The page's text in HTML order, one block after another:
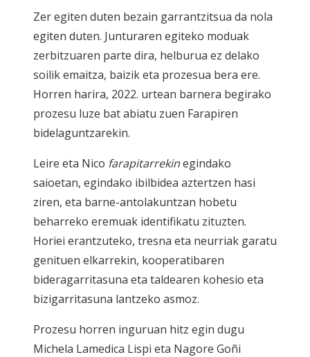
Zer egiten duten bezain garrantzitsua da nola
egiten duten. Junturaren egiteko moduak
zerbitzuaren parte dira, helburua ez delako
soilik emaitza, baizik eta prozesua bera ere.
Horren harira, 2022. urtean barnera begirako
prozesu luze bat abiatu zuen Farapiren
bidelaguntzarekin.
Leire eta Nico farapitarrekinegindako
saioetan, egindako ibilbidea aztertzen hasi
ziren, eta barne-antolakuntzan hobetu
beharreko eremuak identifikatu zituzten.
Horiei erantzuteko, tresna eta neurriak garatu
genituen elkarrekin, kooperatibaren
bideragarritasuna eta taldearen kohesio eta
bizigarritasuna lantzeko asmoz.
Prozesu horren inguruan hitz egin dugu
Michela Lamedica Lispi eta Nagore Goñi